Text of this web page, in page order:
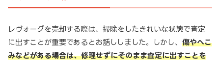
レヴォーグを売却する際は、掃除をしたきれいな状態で査定
に出すことが重要であるとお話ししました。しかし、 傷やへこ
みなどがある場合は、修理せずにそのまま査定に出すことを